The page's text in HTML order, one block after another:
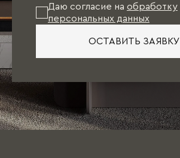
Даю согласие на обработку
персональных данных
ОСТАВИТЬ ЗАЯВКУ